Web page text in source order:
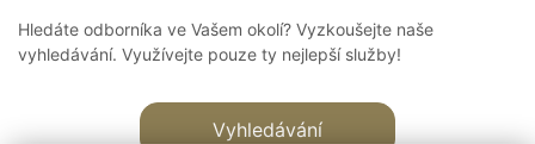
Hledáte odborníka ve Vašem okolí? Vyzkoušejte naše
vyhledávání. Využívejte pouze ty nejlepší služby!
Vyhledávání